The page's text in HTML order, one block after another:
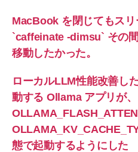
MacBook を閉じてもス
`caffeinate -dimsu` その
移動したかった。
ローカルLLM性能改善し
動する Ollama アプリが、
態で起動するようにした